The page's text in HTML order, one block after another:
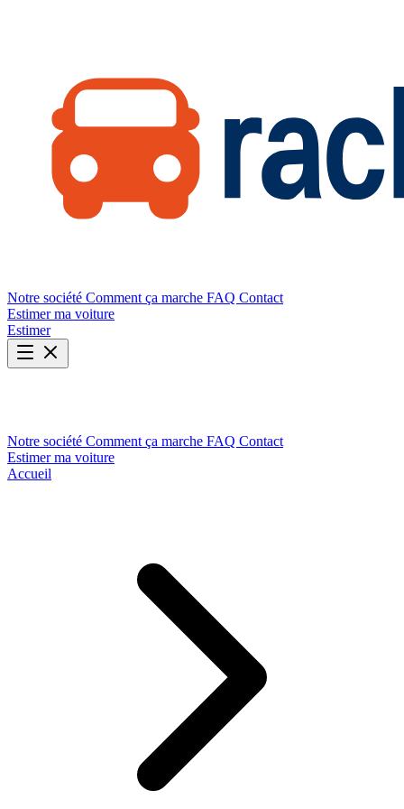
Notre société Comment ça marche FAQ Contact
Estimer ma voiture
Estimer
Notre société Comment ça marche FAQ Contact
Estimer ma voiture
Accueil